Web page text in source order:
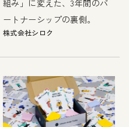
組み」に変えた、3年間のパ
ートナーシップの裏側。
株式会社シロク